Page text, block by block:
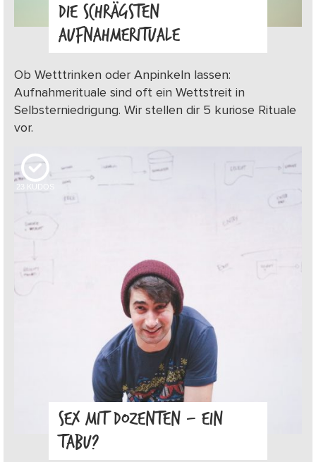
DIE SCHRÄGSTEN
AUFNAHMERITUALE
Ob Wetttrinken oder Anpinkeln lassen:
Aufnahmerituale sind oft ein Wettstreit in
Selbsterniedrigung. Wir stellen dir 5 kuriose Rituale
vor.
23 KUDOS
SEX MIT DOZENTEN – EIN
TABU?